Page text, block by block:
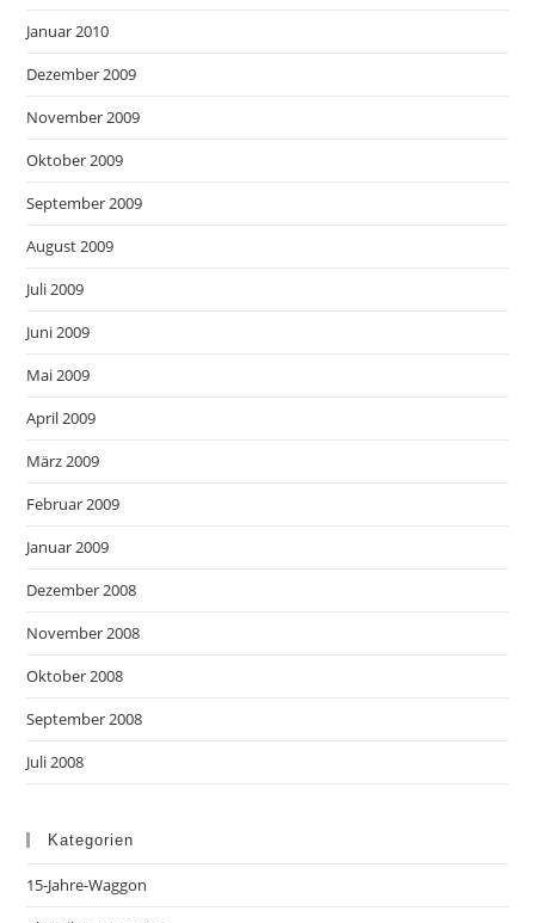
Januar 2010
Dezember 2009
November 2009
Oktober 2009
September 2009
August 2009
Juli 2009
Juni 2009
Mai 2009
April 2009
März 2009
Februar 2009
Januar 2009
Dezember 2008
November 2008
Oktober 2008
September 2008
Juli 2008
Kategorien
15-Jahre-Waggon